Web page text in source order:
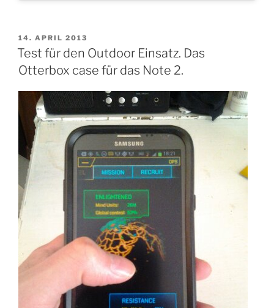
VERÖFFENTLICHT
AM
14. APRIL 2013
Test für den Outdoor Einsatz. Das
Otterbox case für das Note 2.